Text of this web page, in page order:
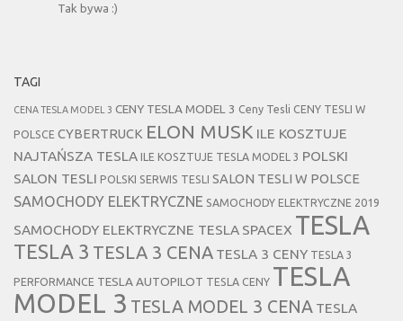
Tak bywa :)
TAGI
CENA TESLA MODEL 3 CENY TESLA MODEL 3 Ceny Tesli CENY TESLI W
POLSCE CYBERTRUCK ELON MUSK ILE KOSZTUJE
NAJTAŃSZA TESLA
ILE KOSZTUJE TESLA MODEL 3 POLSKI
SALON TESLI POLSKI SERWIS TESLI SALON TESLI W POLSCE
SAMOCHODY ELEKTRYCZNE SAMOCHODY ELEKTRYCZNE 2019
SAMOCHODY ELEKTRYCZNE TESLA SPACEX TESLA
TESLA 3 TESLA 3 CENA TESLA 3 CENY TESLA 3
PERFORMANCE TESLA AUTOPILOT TESLA CENY TESLA
MODEL 3 TESLA MODEL 3 CENA TESLA